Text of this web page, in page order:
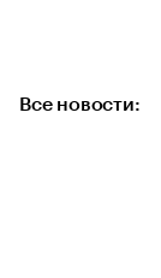
Все новости: